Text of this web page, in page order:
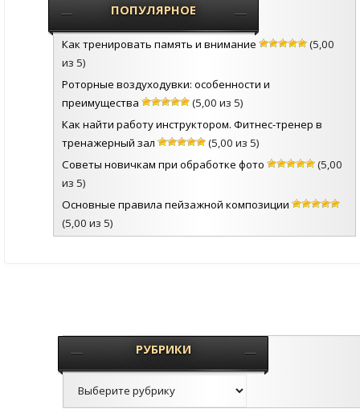
ПОПУЛЯРНОЕ
Как тренировать память и внимание
(5,00
из 5)
Роторные воздуходувки: особенности и
преимущества
(5,00 из 5)
Как найти работу инструктором. Фитнес-тренер в
тренажерный зал
(5,00 из 5)
Советы новичкам при обработке фото
(5,00
из 5)
Основные правила пейзажной композиции
(5,00 из 5)
РУБРИКИ